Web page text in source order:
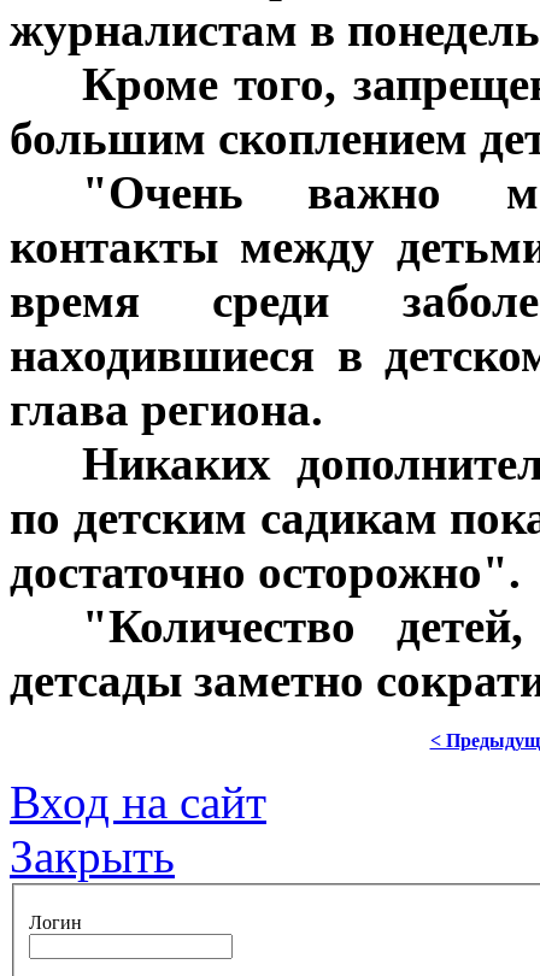
журналистам в
Кроме того,
большим скоплением
"Очень важно
контакты между
время среди
находившиеся в
глава региона.
Никаких
по детским садикам
достаточно осторожно".
"Количество
детсады заметно
<
Вход на сайт
Закрыть
Логин